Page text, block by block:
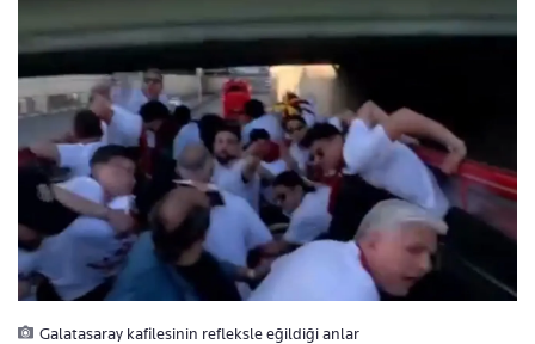
Galatasaray kafilesinin refleksle eğildiği anlar